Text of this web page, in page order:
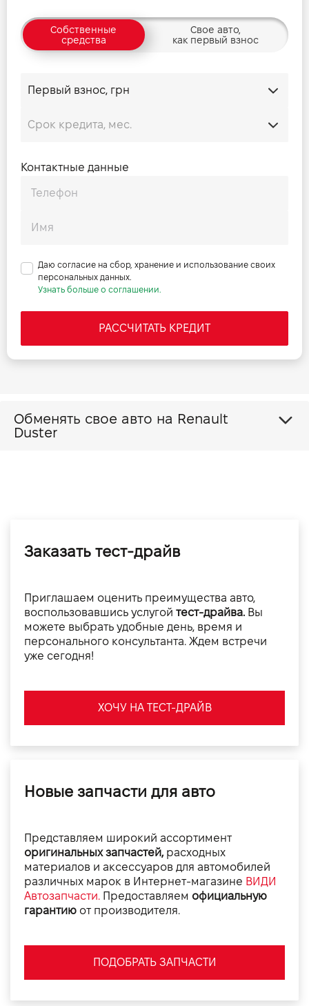
Собственные
средства
Свое авто,
как первый взнос
Контактные данные
Даю согласие на сбор, хранение и использование своих
персональных данных.
Узнать больше о соглашении.
РАССЧИТАТЬ КРЕДИТ
Обменять свое авто на Renault
Duster
Заказать тест-драйв
Приглашаем оценить преимущества авто,
воспользовавшись услугой тест-драйва. Вы
можете выбрать удобные день, время и
персонального консультанта. Ждем встречи
уже сегодня!
ХОЧУ НА ТЕСТ-ДРАЙВ
Новые запчасти для авто
Представляем широкий ассортимент
оригинальных запчастей, расходных
материалов и аксессуаров для автомобилей
различных марок в Интернет-магазине ВИДИ
Автозапчасти. Предоставляем официальную
гарантию от производителя.
ПОДОБРАТЬ ЗАПЧАСТИ